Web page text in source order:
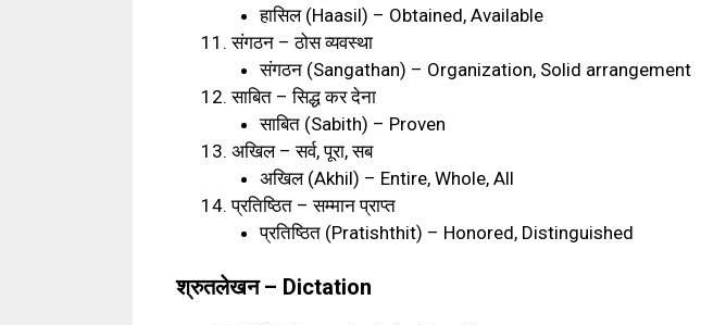
हासिल(Haasil) – Obtained, Available
संगठन –ठोस व्यवस्था
संगठन(Sangathan) – Organization, Solid arrangement
साबित –सिद्ध कर देना
साबित(Sabith) – Proven
अखिल–सर्व,पूरा,सब
अखिल(Akhil) – Entire, Whole, All
प्रतिष्ठित –सम्मान प्राप्त
प्रतिष्ठित(Pratishthit) – Honored, Distinguished
श्रुतलेखन – Dictation